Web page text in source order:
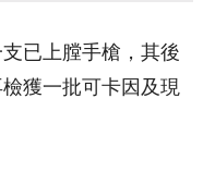
已上膛手槍，其後
獲一批可卡因及現